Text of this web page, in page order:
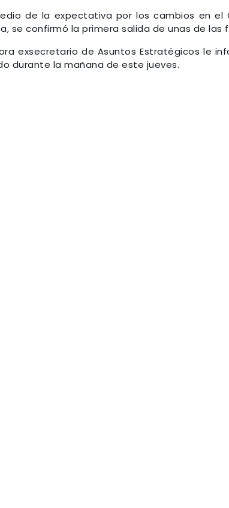
de la expectativa por los cambios en
se confirmó la primera salida de unas de
exsecretario de Asuntos Estratégicos le
durante la mañana de este jueves.